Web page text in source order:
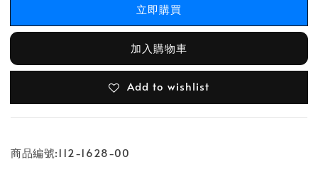
立即購買
加入購物車
Add to wishlist
商品編號:112-1628-00